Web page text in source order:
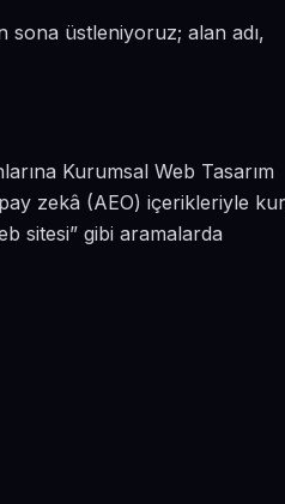
sona üstleniyoruz; alan adı,
Kurumsal Web Tasarım
zekâ (AEO) içerikleriyle
sitesi” gibi aramalarda